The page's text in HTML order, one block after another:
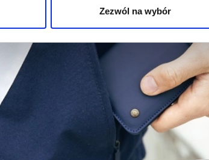
o tym, jak korzystasz z naszej witryny,
Zezwól na wybór